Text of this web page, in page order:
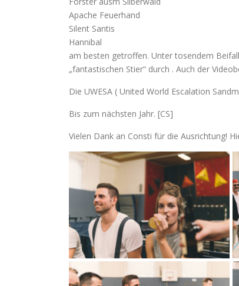
Apache Feuerhand
Silent Santis
Hannibal
am besten getroffen. Unter tosendem
„fantastischen Stier“ durch . Auch der
Die UWESA ( United World Escalation
Bis zum nächsten Jahr. [CS]
Vielen Dank an Consti für die Ausrichtung!